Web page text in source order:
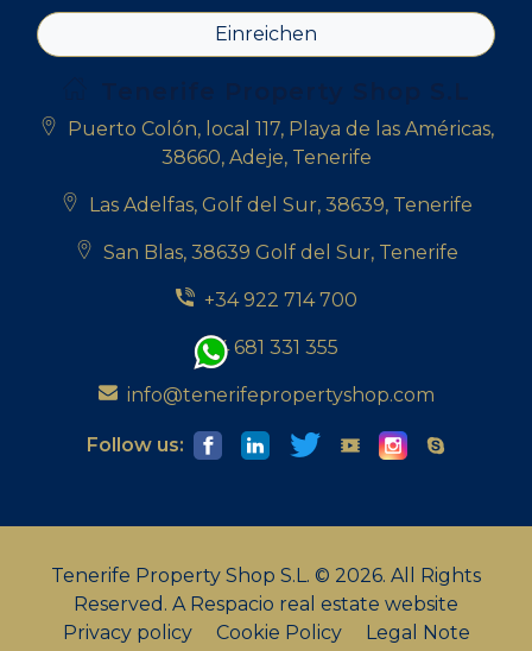
Einreichen
Puerto Colón, local 117, Playa de las Américas,
38660, Adeje, Tenerife
Las Adelfas, Golf del Sur, 38639, Tenerife
San Blas, 38639 Golf del Sur, Tenerife
+34 922 714 700
+34 681 331 355
info@tenerifepropertyshop.com
Follow us:
Tenerife Property Shop S.L. © 2026. All Rights
Reserved. A Respacio real estate website
Privacy policy
Cookie Policy Legal Note